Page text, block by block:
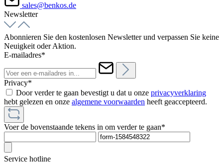
sales@benkos.de
Newsletter
Abonnieren Sie den kostenlosen Newsletter und verpassen Sie keine
Neuigkeit oder Aktion.
E-mailadres*
Privacy*
Door verder te gaan bevestigt u dat u onze privacyverklaring
hebt gelezen en onze algemene voorwaarden heeft geaccepteerd.
Voer de bovenstaande tekens in om verder te gaan*
Service hotline